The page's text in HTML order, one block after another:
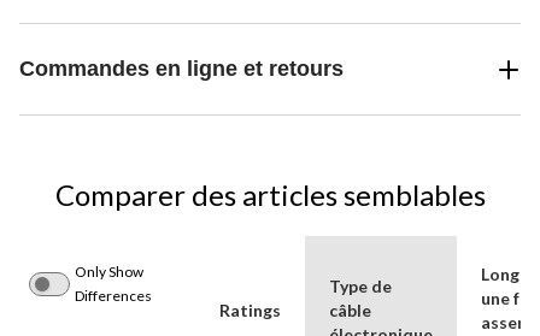
Commandes en ligne et retours
Comparer des articles semblables
Only Show
Differences
Ratings
Type de
câble
une